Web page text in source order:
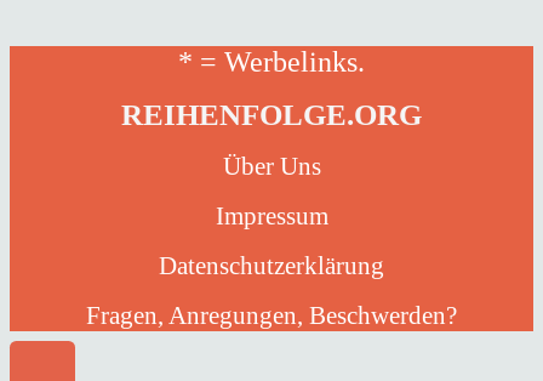
* = Werbelinks.
REIHENFOLGE.ORG
Über Uns
Impressum
Datenschutzerklärung
Fragen, Anregungen, Beschwerden?